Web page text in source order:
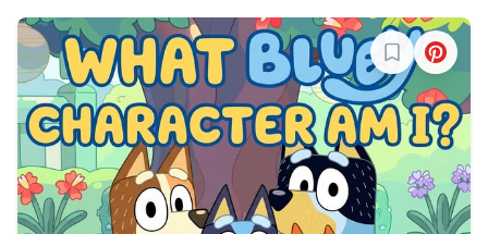
Melde dich